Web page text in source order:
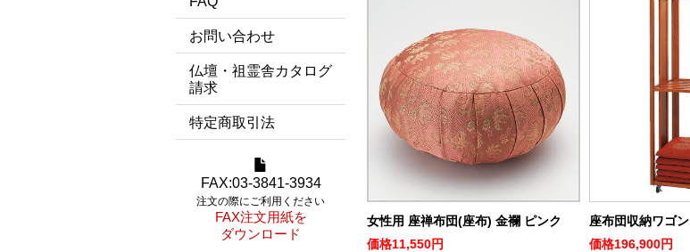
女性用 座禅布団(座布) 金襴 ピンク
価格11,550円
座布団収納ワゴン
価格196,900円
お問い合わせ
仏壇・祖霊舎カタログ
請求
特定商取引法
FAX:03-3841-3934
注文の際にご利用ください
FAX注文用紙を
ダウンロード